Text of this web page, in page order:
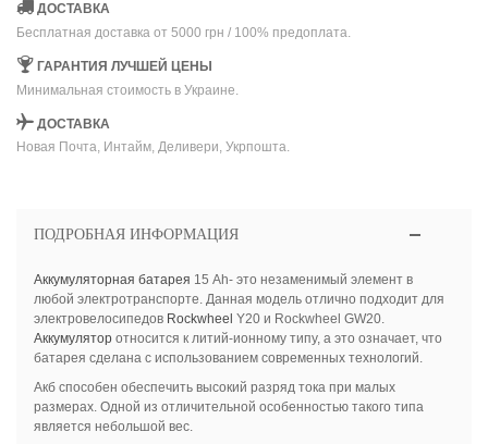
ДОСТАВКА
Бесплатная доставка от 5000 грн / 100% предоплата.
ГАРАНТИЯ ЛУЧШЕЙ ЦЕНЫ
Минимальная стоимость в Украине.
ДОСТАВКА
Новая Почта, Интайм, Деливери, Укрпошта.
ПОДРОБНАЯ ИНФОРМАЦИЯ
Аккумуляторная батарея 15 Ah- это незаменимый элемент в
любой электротранспорте. Данная модель отлично подходит для
электровелосипедов Rockwheel Y20 и Rockwheel GW20.
Аккумуляторотносится к литий-ионному типу, а это означает, что
батарея сделана с использованием современных технологий.
Акб способен обеспечить высокий разряд тока при малых
размерах. Одной из отличительной особенностью такого типа
является небольшой вес.